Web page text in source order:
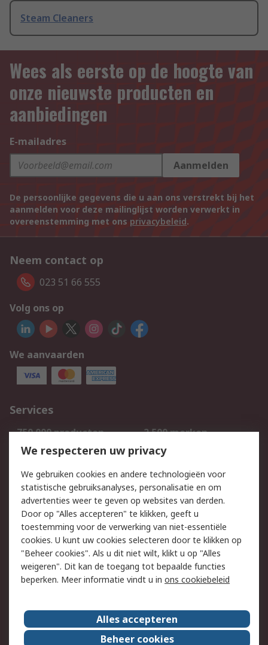
Steam Cleaners
Wees als eerste op de hoogte van
onze nieuwste producten en
aanbiedingen
E-mailadres
Aanmelden
De persoonlijke gegevens die u aan ons verstrekt bij het
aanmelden voor deze mailinglijst worden verwerkt in
overeenstemming met ons privacybeleid.
Neem contact op
023 51 66 555
Volg ons op
We aanvaarden
Services
750.000 producten
2.500 merken
Bestellen
Inkoopoplossingen
Track & Trace
Wettelijk
Cookiebeleid
Email veiligheid
Privacybeleid
Websitevoorwaarden
Algemene
verkoopvoorwaarden
Over RS
RS Group Over ons
We respecteren uw privacy
We gebruiken cookies en andere technologieën voor
statistische gebruiksanalyses, personalisatie en om
advertenties weer te geven op websites van derden.
Door op "Alles accepteren" te klikken, geeft u
toestemming voor de verwerking van niet-essentiële
cookies. U kunt uw cookies selecteren door te klikken op
"Beheer cookies". Als u dit niet wilt, klikt u op "Alles
weigeren". Dit kan de toegang tot bepaalde functies
beperken. Meer informatie vindt u in ons cookiebeleid
Alles accepteren
Beheer cookies